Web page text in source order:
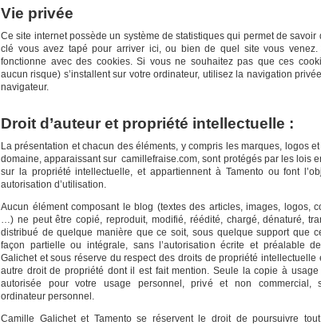
Vie privée
Ce site internet possède un système de statistiques qui permet de savoir
clé vous avez tapé pour arriver ici, ou bien de quel site vous venez.
fonctionne avec des cookies. Si vous ne souhaitez pas que ces
aucun risque) s’installent sur votre ordinateur, utilisez la navigation
navigateur.
Droit d’auteur et propriété intellectuelle :
La présentation et chacun des éléments, y compris les marques, logos
domaine, apparaissant sur camillefraise.com, sont protégés par les lois
sur la propriété intellectuelle, et appartiennent à Tamento ou font
autorisation d’utilisation.
Aucun élément composant le blog (textes des articles, images, logos,
…) ne peut être copié, reproduit, modifié, réédité, chargé, dénaturé,
distribué de quelque manière que ce soit, sous quelque support que
façon partielle ou intégrale, sans l’autorisation écrite et préalable
Galichet et sous réserve du respect des droits de propriété intellectuelle
autre droit de propriété dont il est fait mention. Seule la copie à usage
autorisée pour votre usage personnel, privé et non commercial,
ordinateur personnel.
Camille Galichet et Tamento se réservent le droit de poursuivre